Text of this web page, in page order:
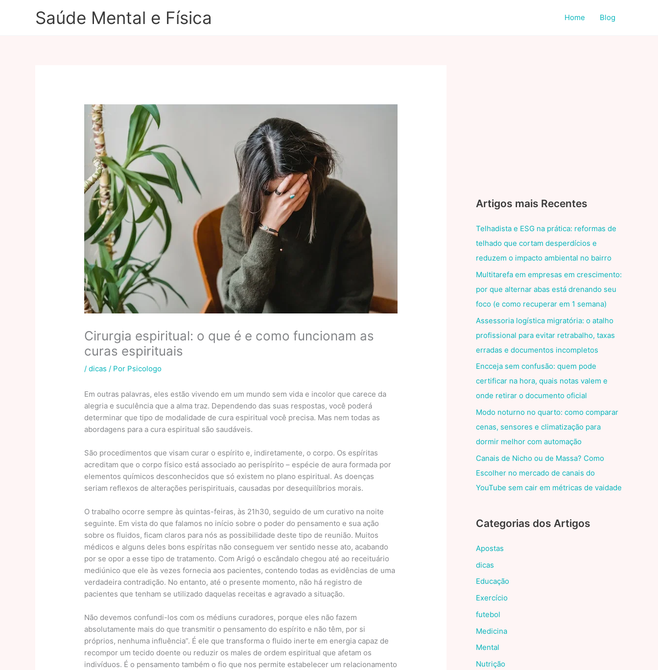
Saúde Mental e Física Home Blog
Cirurgia espiritual: o que é e como funcionam as
curas espirituais
/dicas / Por Psicologo
Em outras palavras, eles estão vivendo em um mundo sem vida e incolor que carece da
alegria e suculência que a alma traz. Dependendo das suas respostas, você poderá
determinar que tipo de modalidade de cura espiritual você precisa. Mas nem todas as
abordagens para a cura espiritual são saudáveis.
São procedimentos que visam curar o espírito e, indiretamente, o corpo. Os espíritas
acreditam que o corpo físico está associado ao perispírito – espécie de aura formada por
elementos químicos desconhecidos que só existem no plano espiritual. As doenças
seriam reflexos de alterações perispirituais, causadas por desequilíbrios morais.
O trabalho ocorre sempre às quintas-feiras, às 21h30, seguido de um curativo na noite
seguinte. Em vista do que falamos no início sobre o poder do pensamento e sua ação
sobre os fluidos, ficam claros para nós as possibilidade deste tipo de reunião. Muitos
médicos e alguns deles bons espíritas não conseguem ver sentido nesse ato, acabando
por se opor a esse tipo de tratamento. Com Arigó o escândalo chegou até ao receituário
mediúnico que ele às vezes fornecia aos pacientes, contendo todas as evidências de uma
verdadeira contradição. No entanto, até o presente momento, não há registro de
pacientes que tenham se utilizado daquelas receitas e agravado a situação.
Não devemos confundi-los com os médiuns curadores, porque eles não fazem
absolutamente mais do que transmitir o pensamento do espírito e não têm, por si
próprios, nenhuma influência”. É ele que transforma o fluido inerte em energia capaz de
recompor um tecido doente ou reduzir os males de ordem espiritual que afetam os
indivíduos. É o pensamento também o fio que nos permite estabelecer um relacionamento
Artigos mais Recentes
Telhadista e ESG na prática: reformas de
telhado que cortam desperdícios e
reduzem o impacto ambiental no bairro
Multitarefa em empresas em crescimento:
por que alternar abas está drenando seu
foco (e como recuperar em 1 semana)
Assessoria logística migratória: o atalho
profissional para evitar retrabalho, taxas
erradas e documentos incompletos
Encceja sem confusão: quem pode
certificar na hora, quais notas valem e
onde retirar o documento oficial
Modo noturno no quarto: como comparar
cenas, sensores e climatização para
dormir melhor com automação
Canais de Nicho ou de Massa? Como
Escolher no mercado de canais do
YouTube sem cair em métricas de vaidade
Categorias dos Artigos
Apostas
dicas
Educação
Exercício
futebol
Medicina
Mental
Nutrição